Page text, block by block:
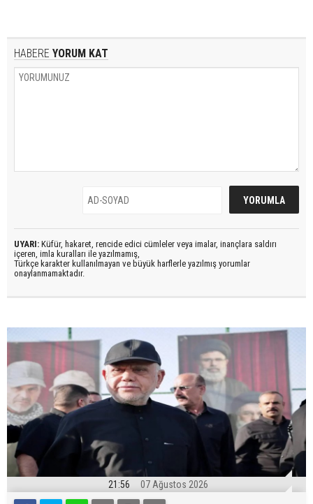
HABERE YORUM KAT
UYARI: Küfür, hakaret, rencide edici cümleler veya imalar, inançlara saldırı
içeren, imla kuralları ile yazılmamış,
Türkçe karakter kullanılmayan ve büyük harflerle yazılmış yorumlar
onaylanmamaktadır.
21:56 07 Ağustos 2026